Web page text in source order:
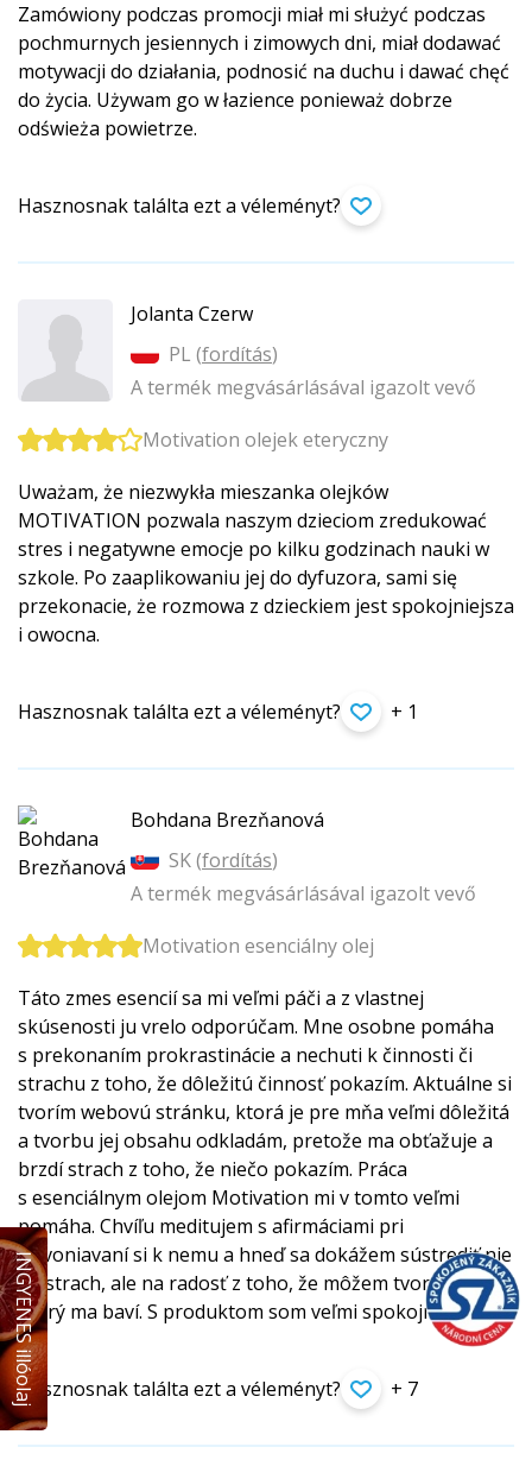
Zamówiony podczas promocji miał mi służyć podczas
pochmurnych jesiennych i zimowych dni, miał dodawać
motywacji do działania, podnosić na duchu i dawać chęć
do życia. Używam go w łazience ponieważ dobrze
odświeża powietrze.
Hasznosnak találta ezt a véleményt?
Jolanta Czerw
PL (fordítás)
A termék megvásárlásával igazolt vevő
Motivation olejek eteryczny
Uważam, że niezwykła mieszanka olejków
MOTIVATION pozwala naszym dzieciom zredukować
stres i negatywne emocje po kilku godzinach nauki w
szkole. Po zaaplikowaniu jej do dyfuzora, sami się
przekonacie, że rozmowa z dzieckiem jest spokojniejsza
i owocna.
Hasznosnak találta ezt a véleményt? + 1
Bohdana Brezňanová
SK (fordítás)
A termék megvásárlásával igazolt vevő
Motivation esenciálny olej
Táto zmes esencií sa mi veľmi páči a z vlastnej
skúsenosti ju vrelo odporúčam. Mne osobne pomáha
s prekonaním prokrastinácie a nechuti k činnosti či
strachu z toho, že dôležitú činnosť pokazím. Aktuálne si
tvorím webovú stránku, ktorá je pre mňa veľmi dôležitá
a tvorbu jej obsahu odkladám, pretože ma obťažuje a
brzdí strach z toho, že niečo pokazím. Práca
s esenciálnym olejom Motivation mi v tomto veľmi
pomáha. Chvíľu meditujem s afirmáciami pri
privoniavaní si k nemu a hneď sa dokážem sústrediť nie
na strach, ale na radosť z toho, že môžem tvoriť obsah,
ktorý ma baví. S produktom som veľmi spokojná. ♥
Hasznosnak találta ezt a véleményt? + 7
INGYENES illóolaj